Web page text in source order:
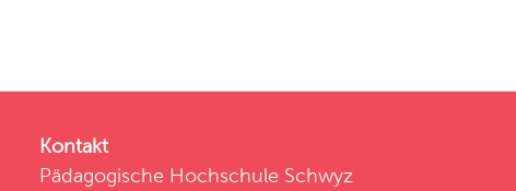
Kontakt
Pädagogische Hochschule Schwyz